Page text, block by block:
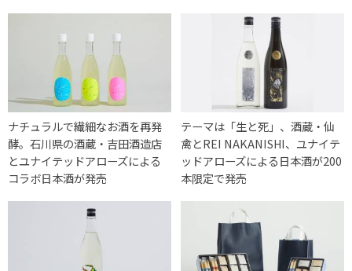
ナチュラルで繊細なお酒を再発
酵。石川県の酒蔵・吉田酒造店
とユナイテッドアローズによる
コラボ日本酒が発売
テーマは「生と死」、酒蔵・仙
禽とREI NAKANISHI、ユナイテ
ッドアローズによる日本酒が200
本限定で発売